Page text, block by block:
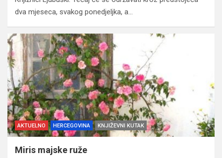
dva mjeseca, svakog ponedjeljka, a…
AKTUELNO HERCEGOVINA KNJIŽEVNI KUTAK
Miris majske ruže